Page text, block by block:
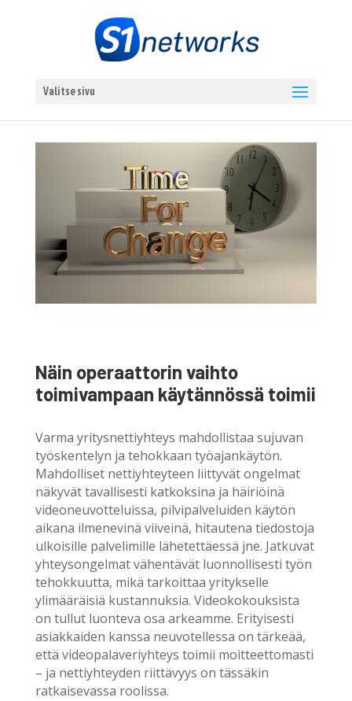
Valitse sivu
Näin operaattorin vaihto
toimivampaan käytännössä toimii
Varma yritysnettiyhteys mahdollistaa sujuvan
työskentelyn ja tehokkaan työajankäytön.
Mahdolliset nettiyhteyteen liittyvät ongelmat
näkyvät tavallisesti katkoksina ja häiriöinä
videoneuvotteluissa, pilvipalveluiden käytön
aikana ilmenevinä viiveinä, hitautena tiedostoja
ulkoisille palvelimille lähetettäessä jne. Jatkuvat
yhteysongelmat vähentävät luonnollisesti työn
tehokkuutta, mikä tarkoittaa yritykselle
ylimääräisiä kustannuksia. Videokokouksista
on tullut luonteva osa arkeamme. Erityisesti
asiakkaiden kanssa neuvotellessa on tärkeää,
että videopalaveriyhteys toimii moitteettomasti
– ja nettiyhteyden riittävyys on tässäkin
ratkaisevassa roolissa.